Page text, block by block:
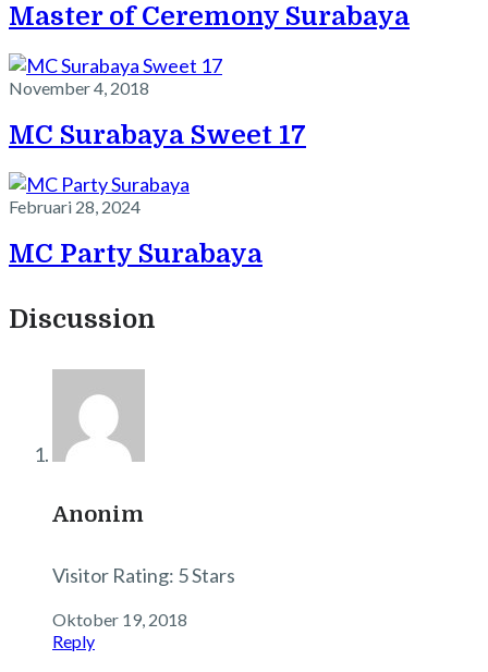
Master of Ceremony Surabaya
November 4, 2018
MC Surabaya Sweet 17
Februari 28, 2024
MC Party Surabaya
Discussion
Anonim
Visitor Rating: 5 Stars
Oktober 19, 2018
Reply